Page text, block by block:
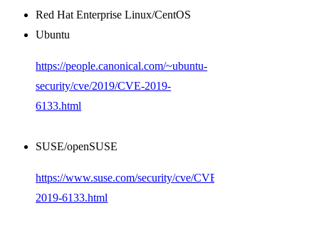
Red Hat Enterprise Linux/CentOS
Ubuntu
https://people.canonical.com/~ubuntu-
security/cve/2019/CVE-2019-
6133.html
SUSE/openSUSE
https://www.suse.com/security/cve/CVE-
2019-6133.html